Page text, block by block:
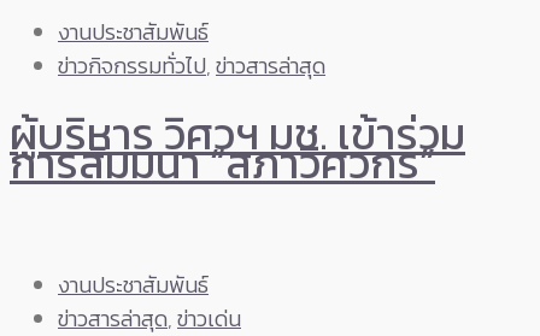
งานประชาสัมพันธ์
ข่าวกิจกรรมทั่วไป,ข่าวสารล่าสุด
ผู้บริหาร วิศวฯ มช. เข้าร่วม
การสัมมนา “สภาวิศวกร”
งานประชาสัมพันธ์
ข่าวสารล่าสุด,ข่าวเด่น